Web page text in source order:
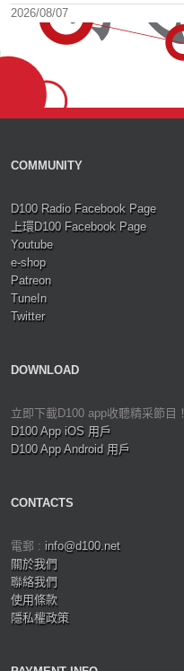
2026/08/07
COMMUNITY
D100 Radio Facebook Page
上環D100 Facebook Page
Youtube
e-shop
Patreon
TuneIn
Twitter
DOWNLOAD
立即下載D100 app收聽精采節目！
D100 App iOS 用戶
D100 App Android 用戶
CONTACTS
電郵 : info@d100.net
關於我們
聯絡我們
使用條款
隱私權政策